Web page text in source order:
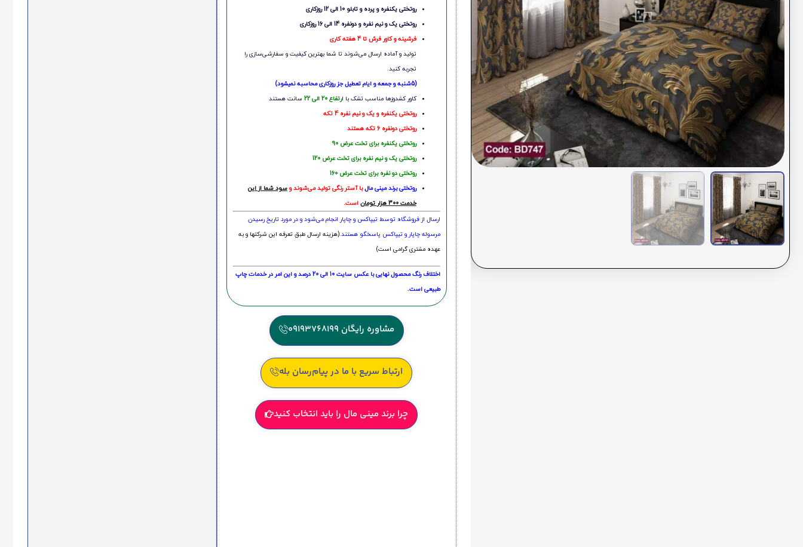
روتختی یکنفره و پرده و تابلو 10 الی 12 روزکاری
روتختی یک و نیم نفره و دونفره 14 الی 16 روزکاری
فرشینه و کاور فرش تا 4 هفته کاری
تولید و آماده ارسال می‌شوند تا شما بهترین کیفیت و سفارشی‌سازی را
تجربه کنید.
(5شنبه و جمعه و ایام تعطیل جز روزکاری محاسبه نمیشود)
کاور کشدوزها مناسب تشک با ارتفاع 20 الی 22
سانت هستند
روتختی یکنفره و یک و نیم نفره 4 تکه
روتختی دونفره 6 تکه هستند
روتختی یکنفره برای تخت عرض 90
روتختی یک و نیم نفره برای تخت عرض 120
روتختی دو نفره برای تخت عرض 160
روتختی‌ برند مینی مالبا آستر رنگی تولید می‌شوند وسود شما از این
خدمت 300 هزار تومان
است.
ارسال از فروشگاه توسط تیپاکس و چاپار انجام می‌شود و در مورد تاریخ رسیدن
مرسوله چاپار و تیپاکس پاسخگو هستند.(هزینه ارسال طبق تعرفه این شرکتها و به
عهده مشتری گرامی است)
اختلاف رنگ محصول نهایی با عکس سایت 10 الی 20 درصد و این امر در خدمات چاپ
طبیعی است.
مشاوره رایگان 09193768199
ارتباط سریع با ما در پیام‌رسان بله
چرا برند مینی مال را باید انتخاب کنید